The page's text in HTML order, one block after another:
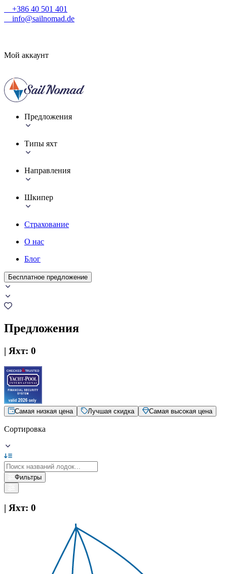
+386 40 501 401
info@sailnomad.de
Мой аккаунт
Предложения
Типы яхт
Направления
Шкипер
Страхование
О нас
Блог
Бесплатное предложение
Предложения
| Яхт: 0
Самая низкая цена Лучшая скидка Самая высокая цена
Сортировка
Фильтры
| Яхт: 0